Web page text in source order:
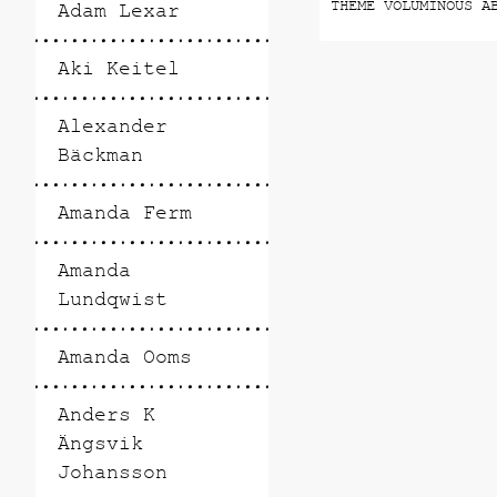
Adam Lexar
Aki Keitel
Alexander
Bäckman
Amanda Ferm
Amanda
Lundqwist
Amanda Ooms
Anders K
Ängsvik
Johansson
THEME VOLUMINOUS